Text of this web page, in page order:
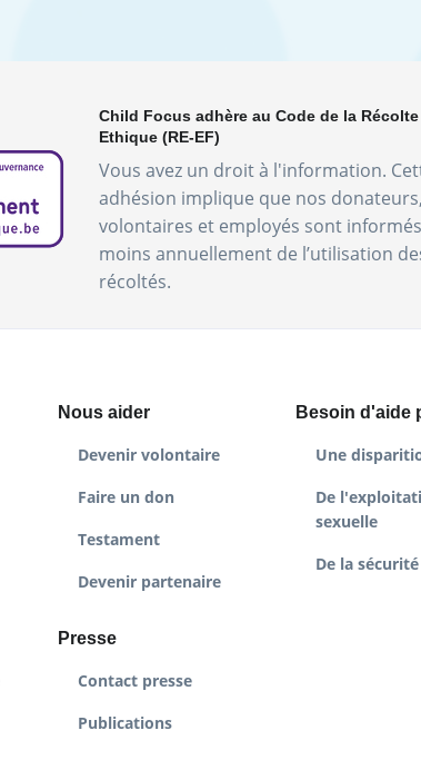
Child Focus adhère au Code de la
Ethique (RE-EF)
Vous avez un droit à l'information.
adhésion implique que nos donateurs,
volontaires et employés sont
moins annuellement de l’utilisation
récoltés.
Nous aider
Devenir volontaire
Faire un don
Testament
Devenir partenaire
Presse
Contact presse
Publications
Besoin d'aide
Une
De
sexuelle
De la